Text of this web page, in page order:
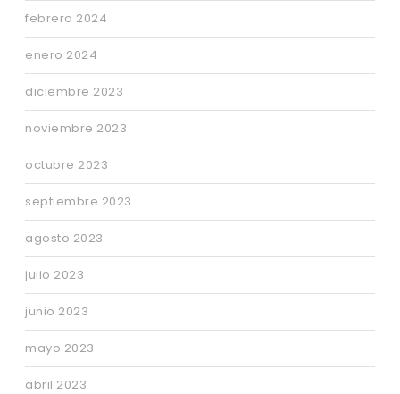
febrero 2024
enero 2024
diciembre 2023
noviembre 2023
octubre 2023
septiembre 2023
agosto 2023
julio 2023
junio 2023
mayo 2023
abril 2023